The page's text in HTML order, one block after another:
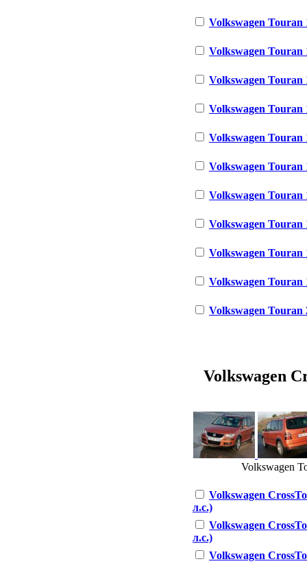
Volkswagen
Volkswagen Touran
Volkswagen Touran
Volkswagen
Volkswagen Touran
Volkswagen Touran
Volkswagen Touran
Volkswagen Touran
Volkswagen Touran
Volkswagen Touran
Volkswagen Touran
Volkswagen
Volkswagen
Volkswagen
л.с.)
Volkswagen
л.с.)
Volkswagen